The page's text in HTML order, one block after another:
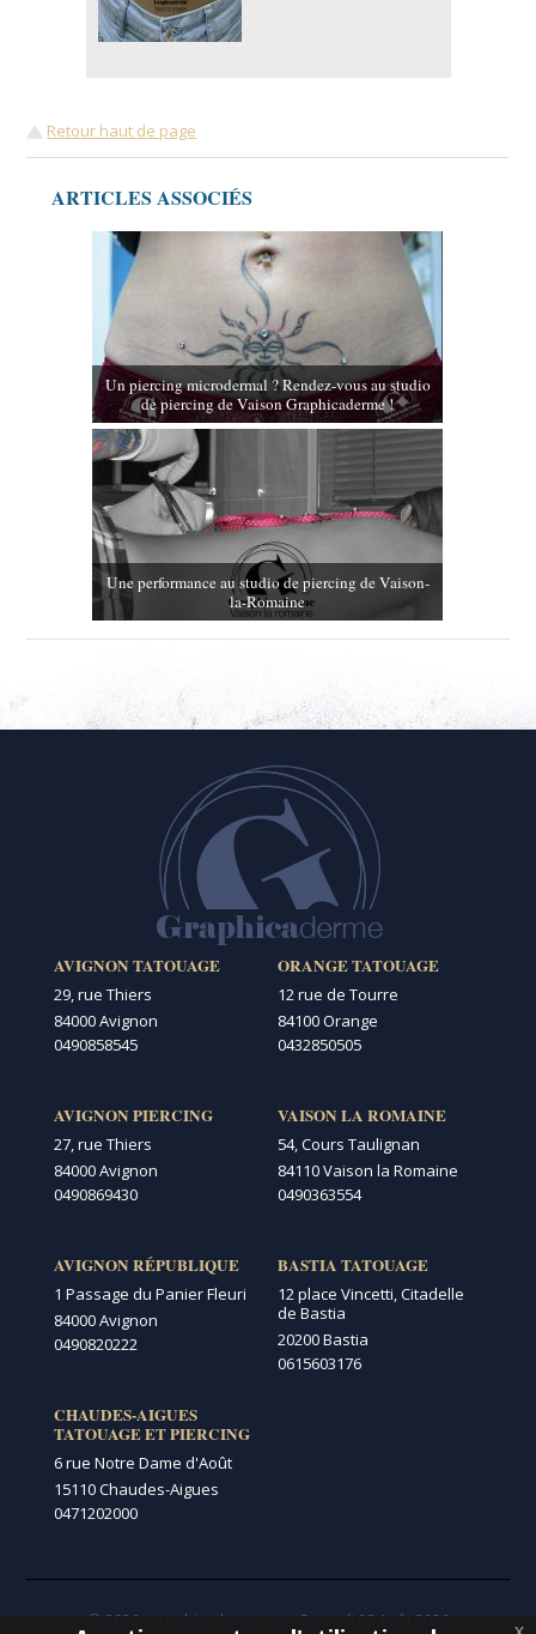
Retour haut de page
ARTICLES ASSOCIÉS
Un piercing microdermal ? Rendez-vous au studio
de piercing de Vaison Graphicaderme !
Une performance au studio de piercing de Vaison-
la-Romaine
AVIGNON TATOUAGE
29, rue Thiers
84000 Avignon
0490858545
AVIGNON PIERCING
27, rue Thiers
84000 Avignon
0490869430
AVIGNON RÉPUBLIQUE
1 Passage du Panier Fleuri
84000 Avignon
0490820222
CHAUDES-AIGUES
TATOUAGE ET PIERCING
6 rue Notre Dame d'Août
15110 Chaudes-Aigues
0471202000
ORANGE TATOUAGE
12 rue de Tourre
84100 Orange
0432850505
VAISON LA ROMAINE
54, Cours Taulignan
84110 Vaison la Romaine
0490363554
BASTIA TATOUAGE
12 place Vincetti, Citadelle
de Bastia
20200 Bastia
0615603176
© 2026 - graphicaderme.com Samedi 08 Août 2026